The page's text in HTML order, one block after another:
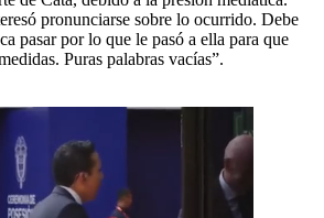
pronunciarse sobre lo ocurrido. Debe
pasar por lo que le pasó a ella para que
Puras palabras vacías”.